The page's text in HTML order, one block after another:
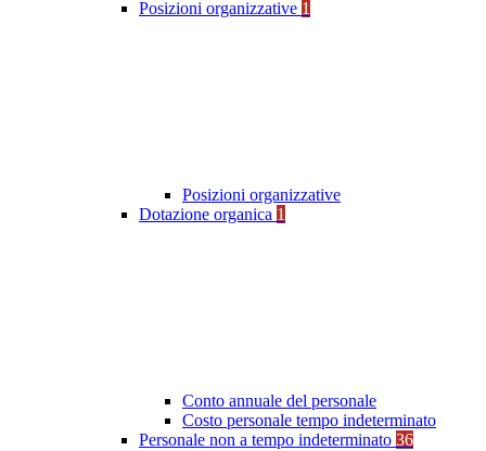
Posizioni organizzative 1
Posizioni organizzative
Dotazione organica 1
Conto annuale del personale
Costo personale tempo indeterminato
Personale non a tempo indeterminato 36